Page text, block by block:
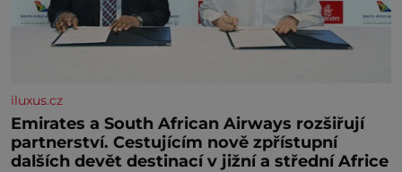
iluxus.cz
Emirates a South African Airways rozšiřují
partnerství. Cestujícím nově zpřístupní
dalších devět destinací v jižní a střední Africe